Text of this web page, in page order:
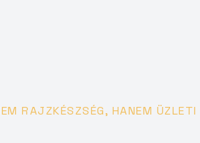
RAJZKÉSZSÉG, HANEM